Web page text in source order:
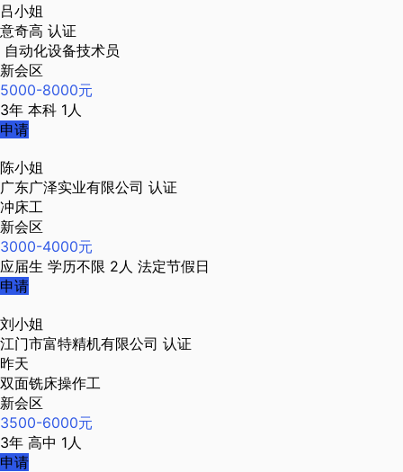
吕小姐
意奇高 认证
自动化设备技术员
新会区
5000-8000元
3年 本科 1人
申请
陈小姐
广东广泽实业有限公司 认证
冲床工
新会区
3000-4000元
应届生 学历不限 2人 法定节假日
申请
刘小姐
江门市富特精机有限公司 认证
昨天
双面铣床操作工
新会区
3500-6000元
3年 高中 1人
申请